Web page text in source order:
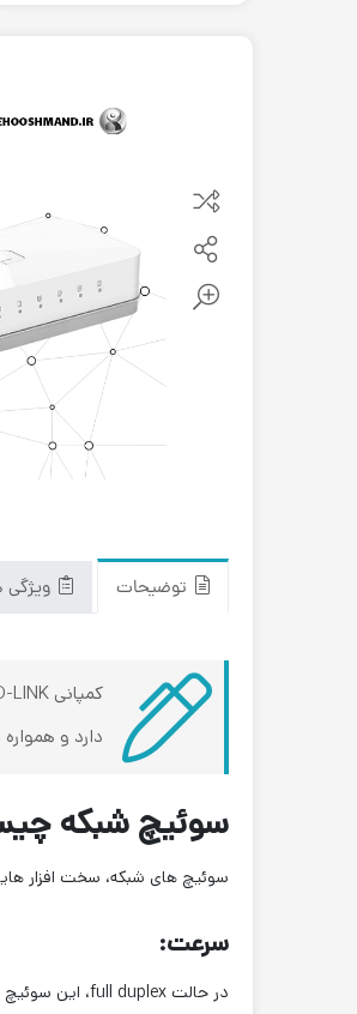
توضیحات
دارد و
سوئیچ شبکه
سوئیچ های شبکه، سخت افزار
سرعت:
در حالت full duplex، این سوئیچ شبکه می تواند تا سرعت 200 مگابیت بر ثانیه را برای شما پشتیبانی کرده و برای انتقال سریع دیتا، بازی های آنلاین و streaming media، ایده آل می باشد.